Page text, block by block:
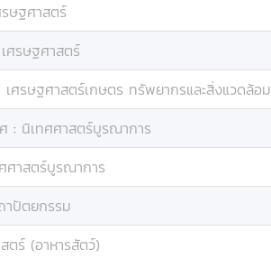
รษฐศาสตร์
เศรษฐศาสตร์
เศรษฐศาสตร์เกษตร ทรัพยากรและสิ่งแวดล้อม
: นิเทศศาสตร์บูรณาการ
ศาสตร์บูรณาการ
าปัตยกรรม
ตร์ (อาหารสัตว์)